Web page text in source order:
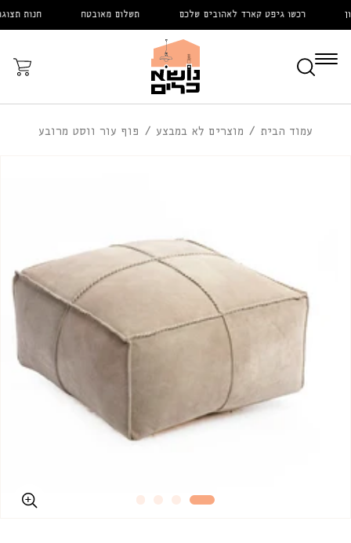
רכשו גיפט קארד לאהובים שלכם תשלום מאובטח חנות תצוגה
עֲגָלָה
עמוד הבית מוצרים לא במבצע פוף עור ווסט מרובע